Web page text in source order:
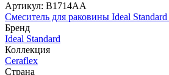
Артикул: B1714AA
Смеситель для раковины Ideal
Бренд
Ideal Standard
Коллекция
Ceraflex
Страна